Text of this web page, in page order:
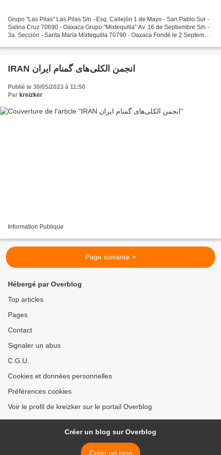
Grupo "Las Pilas" Las Pilas S/n - Esq. Callejón 1 de Mayo - San Pablo Sur -
Salina Cruz 70690 - Oaxaca Grupo "Mixtequilla" Av. 16 de Septiembre S/n -
3a. Sección - Santa María Mixtequilla 70790 - Oaxaca Fondé le 2 Septembre
IRAN انجمن الکلی‌های گمنام ایران
Publié le 30/05/2023 à 11:50
Par kreizker
Information Publique
Page suivante >
Hébergé par Overblog
Top articles
Pages
Contact
Signaler un abus
C.G.U.
Cookies et données personnelles
Préférences cookies
Voir le profil de kreizker sur le portail Overblog
Créer un blog sur Overblog
Créer un blog